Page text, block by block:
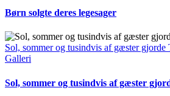
Børn solgte deres legesager
Sol, sommer og tusindvis af gæster gjorde
Galleri
Sol, sommer og tusindvis af gæster